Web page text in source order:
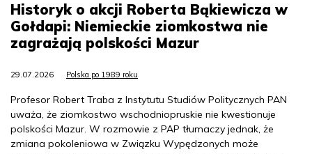
Historyk o akcji Roberta Bąkiewicza w
Gołdapi: Niemieckie ziomkostwa nie
zagrażają polskości Mazur
29.07.2026 Polska po 1989 roku
Profesor Robert Traba z Instytutu Studiów Politycznych PAN
uważa, że ziomkostwo wschodniopruskie nie kwestionuje
polskości Mazur. W rozmowie z PAP tłumaczy jednak, że
zmiana pokoleniowa w Związku Wypędzonych może